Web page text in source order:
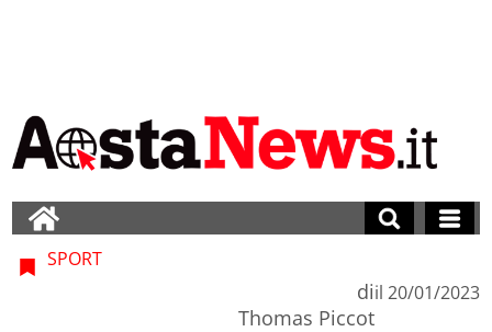
SPORT
di
Thomas Piccot
il 20/01/2023